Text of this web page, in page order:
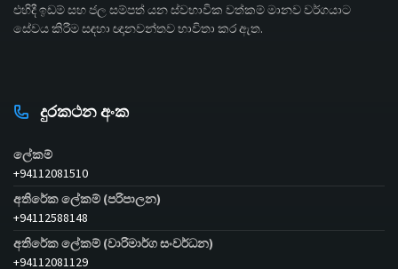
එහිදී ඉඩම් සහ ජල සම්පත් යන ස්වභාවික වත්කම් මානව වර්ගයාට
සේවය කිරීම සඳහා ඥානවන්තව භාවිතා කර ඇත.
දුරකථන අංක
ලේකම්
+94112081510
අතිරේක ලේකම් (පරිපාලන)
+94112588148
අතිරේක ලේකම් (වාරිමාර්ග සංවර්ධන)
+94112081129